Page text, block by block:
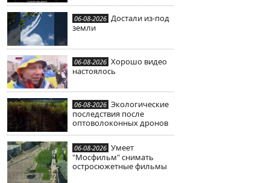
06-08-2026 Достали из-под
земли
06-08-2026 Хорошо видео
настоялось
06-08-2026 Экологические
последствия после
оптоволоконных дронов
06-08-2026 Умеет
"Мосфильм" снимать
остросюжетные фильмы